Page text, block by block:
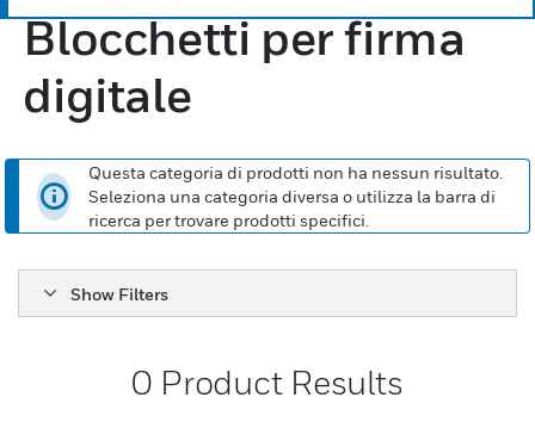
Blocchetti per firma
digitale
Questa categoria di prodotti non ha nessun risultato.
Seleziona una categoria diversa o utilizza la barra di
ricerca per trovare prodotti specifici.
Show Filters
0 Product Results